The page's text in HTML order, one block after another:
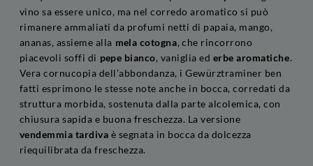
vino sa essere unico, ma nel corredo aromatico si può
rimanere ammaliati da profumi netti di papaia, mango,
ananas, assieme alla mela cotogna, che rincorrono
piacevoli soffi di pepe bianco, vaniglia ed erbe aromatiche.
Vera cornucopia dell’abbondanza, i Gewürztraminer ben
fatti esprimono le stesse note anche in bocca, corredati da
struttura morbida, sostenuta dalla parte alcolemica, con
chiusura sapida e buona freschezza. La versione
vendemmia tardiva è segnata in bocca da dolcezza
riequilibrata da freschezza.